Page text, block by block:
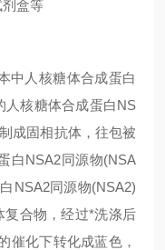
剂盒等
中人 核糖体合成蛋白
人核糖体合成蛋白NS
成固相抗体，往包被
白NSA2同源物(NSA
NSA2同源物(NSA2)
复合物，经过*洗涤后
催化下转化成蓝色，